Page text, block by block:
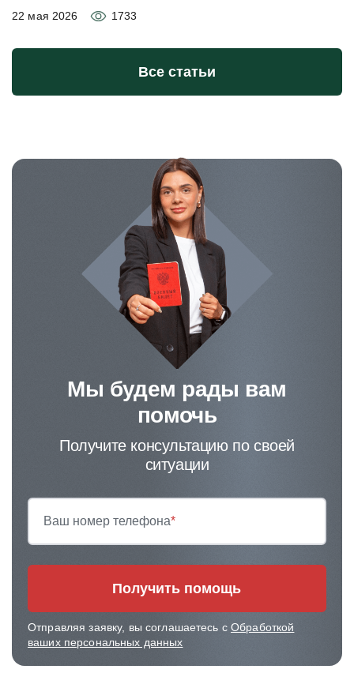
22 мая 2026 1733
Все статьи
Мы будем рады вам
помочь
Получите консультацию по своей
ситуации
Ваш номер телефона*
Получить помощь
Отправляя заявку, вы соглашаетесь сОбработкой
ваших персональных данных